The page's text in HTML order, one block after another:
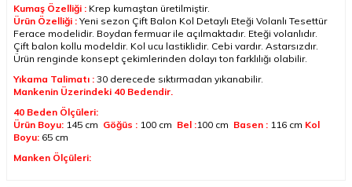
Kumaş Özelliği : Krep kumaştan üretilmiştir.
Ürün Özelliği : Yeni sezon Çift Balon Kol Detaylı Eteği Volanlı Tesettür
Ferace modelidir. Boydan fermuar ile açılmaktadır. Eteği volanlıdır.
Çift balon kollu modeldir. Kol ucu lastiklidir. Cebi vardır. Astarsızdır.
Ürün renginde konsept çekimlerinden dolayı ton farklılığı olabilir.
Yıkama Talimatı : 30 derecede sıktırmadan yıkanabilir.
Mankenin Üzerindeki 40 Bedendir.
40 Beden Ölçüleri:
Ürün Boyu: 145 cm Göğüs : 100 cm Bel :100 cm Basen : 116 cm Kol
Boyu: 65 cm
Manken Ölçüleri: